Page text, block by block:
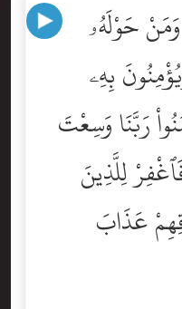
حَوْلَهُۥ
بِهِۦ
رَبَّنَا وَسِعْتَ
لِلَّذِينَ
عَذَابَ